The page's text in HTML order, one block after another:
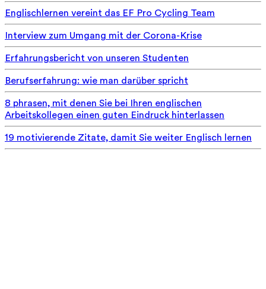
Englischlernen vereint das EF Pro Cycling Team
Interview zum Umgang mit der Corona-Krise
Erfahrungsbericht von unseren Studenten
Berufserfahrung: wie man darüber spricht
8 phrasen, mit denen Sie bei Ihren englischen
Arbeitskollegen einen guten Eindruck hinterlassen
19 motivierende Zitate, damit Sie weiter Englisch lernen